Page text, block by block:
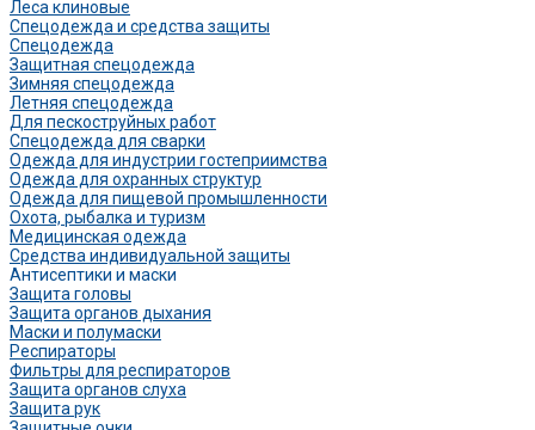
Леса клиновые
Спецодежда и средства защиты
Спецодежда
Защитная спецодежда
Зимняя спецодежда
Летняя спецодежда
Для пескоструйных работ
Спецодежда для сварки
Одежда для индустрии гостеприимства
Одежда для охранных структур
Одежда для пищевой промышленности
Охота, рыбалка и туризм
Медицинская одежда
Средства индивидуальной защиты
Антисептики и маски
Защита головы
Защита органов дыхания
Маски и полумаски
Респираторы
Фильтры для респираторов
Защита органов слуха
Защита рук